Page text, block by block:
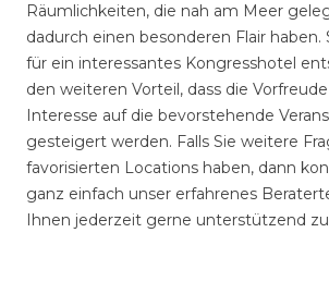
Räumlichkeiten, die nah am Meer
dadurch einen besonderen Flair haben.
für ein interessantes Kongresshotel
den weiteren Vorteil, dass die
Interesse auf die bevorstehende
gesteigert werden. Falls Sie weitere
favorisierten Locations haben, dann
ganz einfach unser erfahrenes
Ihnen jederzeit gerne unterstützend